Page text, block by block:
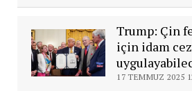
Trump: Çin
için idam
17 TEMMUZ 2025